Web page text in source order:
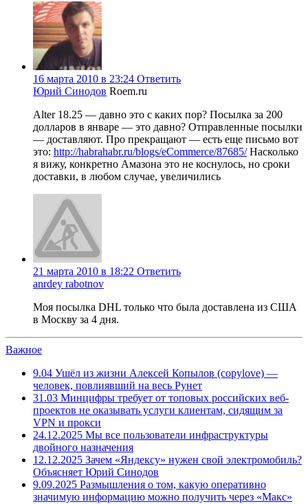
16 марта 2010 в 23:24 Ответить
Юрий Синодов Roem.ru
Alter 18.25 — давно это с каких пор? Посылка за 200
долларов в январе — это давно? Отправленные посылки
— доставляют. Про прекращают — есть еще письмо вот
это: http://habrahabr.ru/blogs/eCommerce/87685/Насколько
я вижу, конкретно Амазона это не коснулось, но сроки
доставки, в любом случае, увеличились
21 марта 2010 в 18:22 Ответить
anrdey rabotnov
Моя посылка DHL только что была доставлена из США
в Москву за 4 дня.
Важное
9.04 Ушёл из жизни Алексей Копылов (copylove) —
человек, повлиявший на весь Рунет
31.03 Минцифры требует от топовых российских веб-
проектов не оказывать услуги клиентам, сидящим за
VPN и прокси
24.12.2025 Мы все пользователи инфраструктуры
двойного назначения
12.12.2025 Зачем «Яндексу» нужен свой электромобиль?
Объясняет Юрий Синодов
9.09.2025 Размышления о том, какую оперативно
значимую информацию можно получить через «Макс»